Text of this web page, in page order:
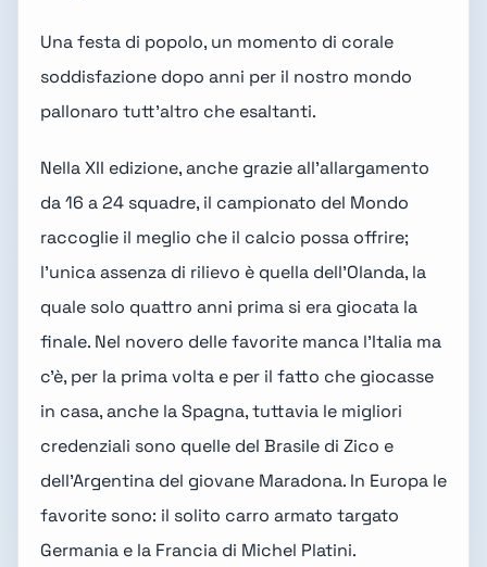
Una festa di popolo, un momento di corale
soddisfazione dopo anni per il nostro mondo
pallonaro tutt'altro che esaltanti.
Nella XII edizione, anche grazie all'allargamento
da 16 a 24 squadre, il campionato del Mondo
raccoglie il meglio che il calcio possa offrire;
l'unica assenza di rilievo è quella dell'Olanda, la
quale solo quattro anni prima si era giocata la
finale. Nel novero delle favorite manca l'Italia ma
c'è, per la prima volta e per il fatto che giocasse
in casa, anche la Spagna, tuttavia le migliori
credenziali sono quelle del Brasile di Zico e
dell'Argentina del giovane Maradona. In Europa le
favorite sono: il solito carro armato targato
Germania e la Francia di Michel Platini.